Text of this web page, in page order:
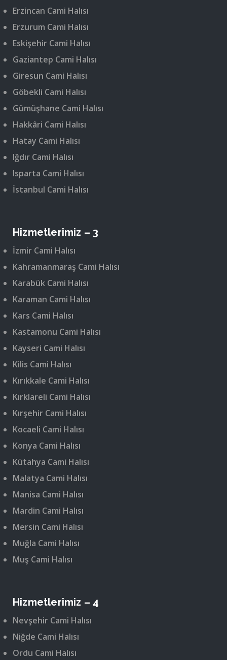
Erzincan Cami Halısı
Erzurum Cami Halısı
Eskişehir Cami Halısı
Gaziantep Cami Halısı
Giresun Cami Halısı
Göbekli Cami Halısı
Gümüşhane Cami Halısı
Hakkâri Cami Halısı
Hatay Cami Halısı
Iğdır Cami Halısı
Isparta Cami Halısı
İstanbul Cami Halısı
Hizmetlerimiz – 3
İzmir Cami Halısı
Kahramanmaraş Cami Halısı
Karabük Cami Halısı
Karaman Cami Halısı
Kars Cami Halısı
Kastamonu Cami Halısı
Kayseri Cami Halısı
Kilis Cami Halısı
Kırıkkale Cami Halısı
Kırklareli Cami Halısı
Kırşehir Cami Halısı
Kocaeli Cami Halısı
Konya Cami Halısı
Kütahya Cami Halısı
Malatya Cami Halısı
Manisa Cami Halısı
Mardin Cami Halısı
Mersin Cami Halısı
Muğla Cami Halısı
Muş Cami Halısı
Hizmetlerimiz – 4
Nevşehir Cami Halısı
Niğde Cami Halısı
Ordu Cami Halısı